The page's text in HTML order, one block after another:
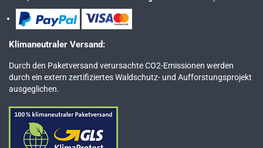
Klimaneutraler Versand:
Durch den Paketversand verursachte CO2-Emissionen werden
durch ein extern zertifiziertes Waldschutz- und Aufforstungsprojekt
ausgeglichen.